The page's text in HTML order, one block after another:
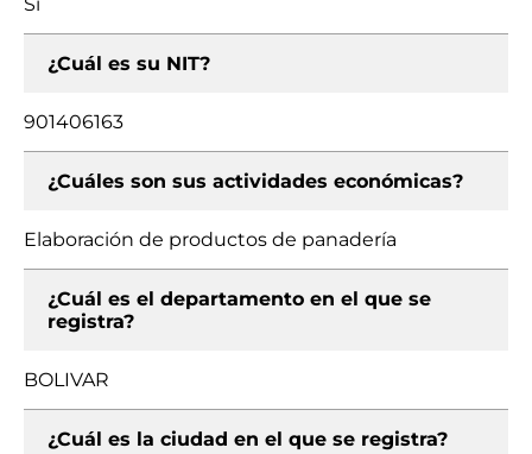
¿Cuál es su NIT?
901406163
¿Cuáles son sus actividades económicas?
Elaboración de productos de panadería
¿Cuál es el departamento en el que se
registra?
BOLIVAR
¿Cuál es la ciudad en el que se registra?